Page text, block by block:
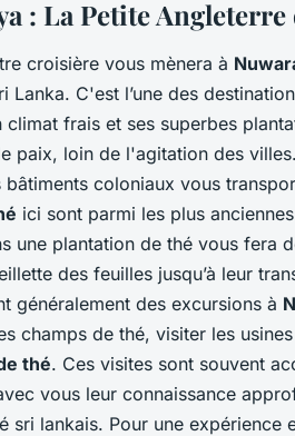
: La Petite
croisière vous mènera à
Lanka. C'est l’une des
frais et ses superbes
paix, loin de l'agitation des
bâtiments coloniaux vous
ici sont parmi les plus
une plantation de thé vous fera
des feuilles jusqu’à leur
généralement des excursions à
champs de thé, visiter les
thé. Ces visites sont souvent
vous leur connaissance
sri lankais. Pour une